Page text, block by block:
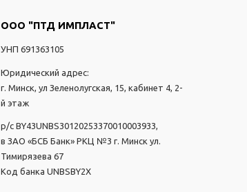
ООО "ПТД ИМПЛАСТ"
УНП 691363105
Юридический адрес:
г. Минск, ул Зеленолугская, 15, кабинет 4, 2-
й этаж
р/с BY43UNBS30120253370010003933,
в ЗАО «БСБ Банк» РКЦ №3 г. Минск ул.
Тимирязева 67
Код банка UNBSBY2X